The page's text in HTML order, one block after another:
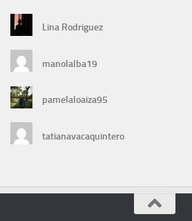
Lina Rodriguez
manolalba19
pamelaloaiza95
tatianavacaquintero